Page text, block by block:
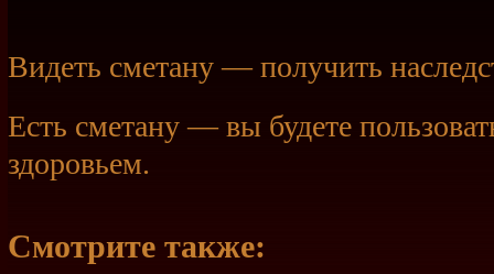
Видеть сметану — получить
Есть сметану — вы будете
здоровьем.
Смотрите также: